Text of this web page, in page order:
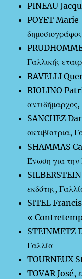
PINEAU
POYET Marie-
Γαλλικής
RAVELLI
RIOLINO
SANCHEZ
ακτιβίστρια,
SHAMMAS
Ένωση για την
SILBERSTEIN
εκδότης,
SITEL Francis,
«
STEINMETZ
Γαλλία
TOURNEUX
TOVAR José,